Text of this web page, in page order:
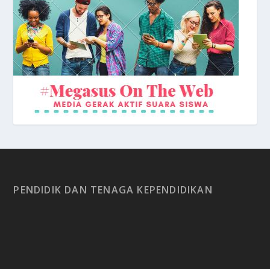
Depan Sekolah
PENDIDIK DAN TENAGA KEPENDIDIKAN